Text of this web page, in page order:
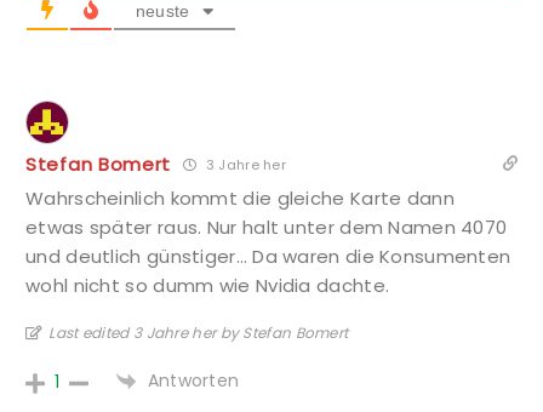
neuste
Stefan Bomert 3 Jahre her
Wahrscheinlich kommt die gleiche Karte dann
etwas später raus. Nur halt unter dem Namen 4070
und deutlich günstiger… Da waren die Konsumenten
wohl nicht so dumm wie Nvidia dachte.
Last edited 3 Jahre her by Stefan Bomert
1 Antworten